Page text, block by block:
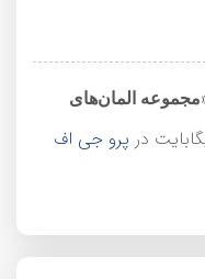
مجموعه المان‌های
پرو جی اف